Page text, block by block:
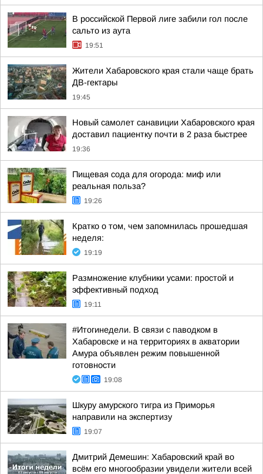
В российской Первой лиге забили гол после
сальто из аута
19:51
Жители Хабаровского края стали чаще брать
ДВ-гектары
19:45
Новый самолет санавиции Хабаровского края
доставил пациентку почти в 2 раза быстрее
19:36
Пищевая сода для огорода: миф или
реальная польза?
19:26
Кратко о том, чем запомнилась прошедшая
неделя:
19:19
Размножение клубники усами: простой и
эффективный подход
19:11
#Итогинедели. В связи с паводком в
Хабаровске и на территориях в акватории
Амура объявлен режим повышенной
готовности
19:08
Шкуру амурского тигра из Приморья
направили на экспертизу
19:07
Дмитрий Демешин: Хабаровский край во
всём его многообразии увидели жители всей